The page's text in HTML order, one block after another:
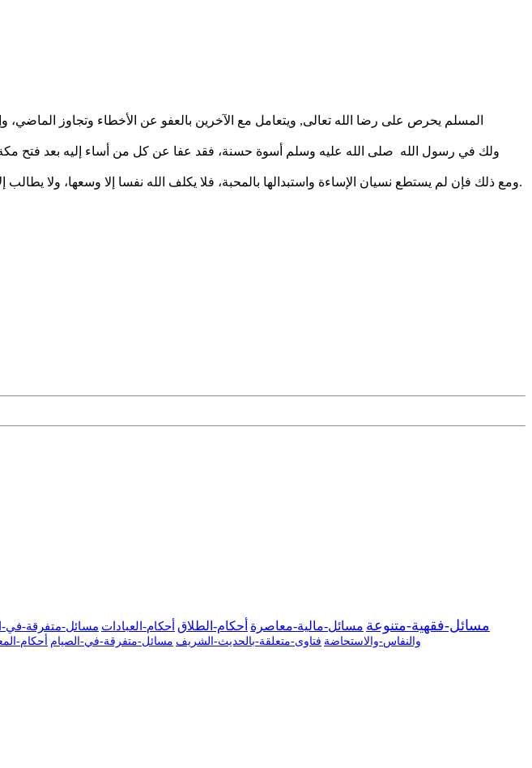
المسلم يحرص على رضا الله تعالى, ويتعامل مع الآخرين بالعفو عن الأخطاء وتجاوز الماضي،
ولك في رسول الله صلى الله عليه وسلم أسوة حسنة، فقد عفا عن كل من أساء إليه بعد فتح
ومع ذلك فإن لم يستطع نسيان الإساءة واستبدالها بالمحبة، فلا يكلف الله نفسا إلا وسعها، ولا يطالب إلا بأن يؤدي الحقوق التي أوجبها الله عليه، مثل صلة الرحم، والبر والإحسان إلى الأقارب والأصهار. والله أعلم.
مسائل-فقهية-متنوعة مسائل-مالية-معاصرة أحكام-الطلاق أحكام-العبادات مسائل-متفرقة-في-
والنفاس-والاستحاضة فتاوى-متعلقة-بالحديث-الشريف مسائل-متفرقة-في-الصيام أحكام-